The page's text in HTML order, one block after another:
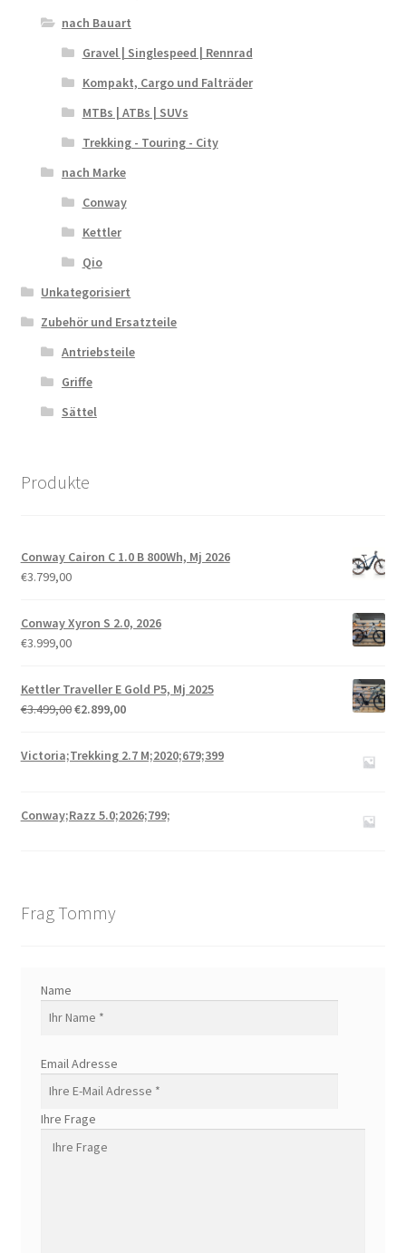
nach Bauart
Gravel | Singlespeed | Rennrad
Kompakt, Cargo und Falträder
MTBs | ATBs | SUVs
Trekking - Touring - City
nach Marke
Conway
Kettler
Qio
Unkategorisiert
Zubehör und Ersatzteile
Antriebsteile
Griffe
Sättel
Produkte
Conway Cairon C 1.0 B 800Wh, Mj 2026
€3.799,00
Conway Xyron S 2.0, 2026
€3.999,00
Kettler Traveller E Gold P5, Mj 2025
€3.499,00€2.899,00
Victoria;Trekking 2.7 M;2020;679;399
Conway;Razz 5.0;2026;799;
Frag Tommy
Name
Email Adresse
Ihre Frage